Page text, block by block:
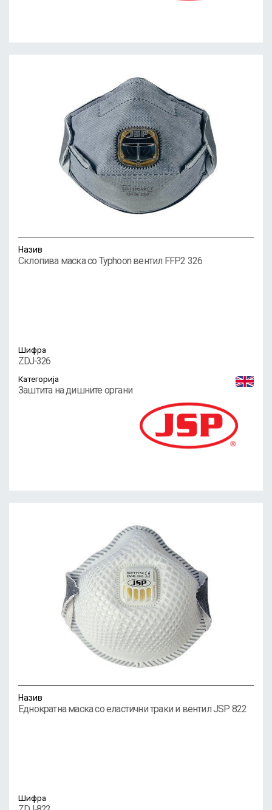
Назив
Склопива маска со Typhoon вентил FFP2 326
Шифра
ZDJ-326
Категорија
Заштита на дишните органи
Назив
Еднократна маска со еластични траки и вентил JSP 822
Шифра